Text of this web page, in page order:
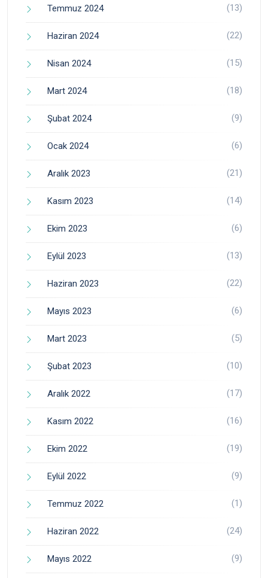
Temmuz 2024 (13)
Haziran 2024 (22)
Nisan 2024 (15)
Mart 2024 (18)
Şubat 2024 (9)
Ocak 2024 (6)
Aralık 2023 (21)
Kasım 2023 (14)
Ekim 2023 (6)
Eylül 2023 (13)
Haziran 2023 (22)
Mayıs 2023 (6)
Mart 2023 (5)
Şubat 2023 (10)
Aralık 2022 (17)
Kasım 2022 (16)
Ekim 2022 (19)
Eylül 2022 (9)
Temmuz 2022 (1)
Haziran 2022 (24)
Mayıs 2022 (9)